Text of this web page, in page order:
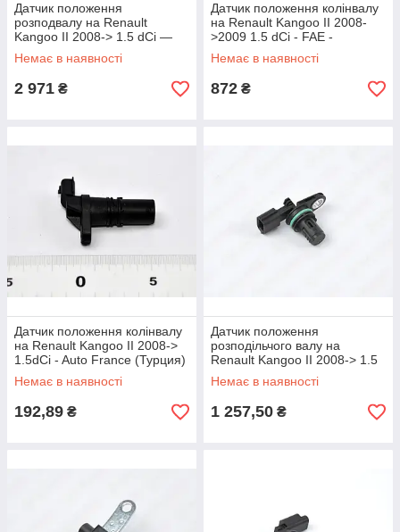
Датчик положення
розподвалу на Renault
Kangoo II 2008-> 1.5 dCi —
Renault (оригінал) -
8200285798
Немає в наявності
2 971 ₴
Датчик положення колінвалу
на Renault Kangoo II 2008-
>2009 1.5 dCi - FAE -
FAE79251
Немає в наявності
872 ₴
Датчик положення колінвалу
на Renault Kangoo II 2008->
1.5dCi - Auto France (Турция)
- BOU 144411
Немає в наявності
192,89 ₴
Датчик положення
розподільчого валу на
Renault Kangoo II 2008-> 1.5
dCi+1.2 Tce - FAE - FAE79360
Немає в наявності
1 257,50 ₴